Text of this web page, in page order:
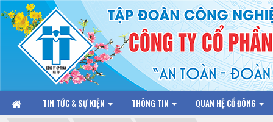
TIN TỨC & SỰ KIỆN THÔNG TIN QUAN HỆ CỔ ĐÔNG